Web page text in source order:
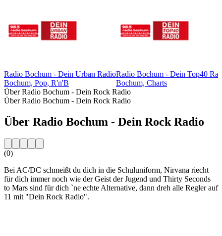
Radio Bochum - Dein Urban Radio
Bochum, Pop, R'n'B
Radio Bochum - Dein Top40
Bochum, Charts
Über Radio Bochum - Dein Rock Radio
Über Radio Bochum - Dein Rock Radio
Über Radio Bochum - Dein Rock Radio
(0)
Bei AC/DC schmeißt du dich in die Schuluniform, Nirvana riecht
für dich immer noch wie der Geist der Jugend und Thirty Seconds
to Mars sind für dich `ne echte Alternative, dann dreh alle Regler auf
11 mit "Dein Rock Radio".